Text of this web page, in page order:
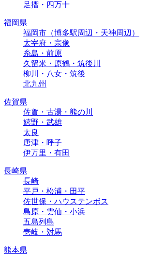
足摺・四万十
福岡県
福岡市（博多駅周辺・天神周辺）
太宰府・宗像
糸島・前原
久留米・原鶴・筑後川
柳川・八女・筑後
北九州
佐賀県
佐賀・古湯・熊の川
嬉野・武雄
太良
唐津・呼子
伊万里・有田
長崎県
長崎
平戸・松浦・田平
佐世保・ハウステンボス
島原・雲仙・小浜
五島列島
壱岐・対馬
熊本県